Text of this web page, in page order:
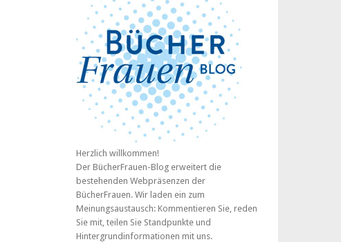
Herzlich willkommen!
Der BücherFrauen-Blog erweitert die
bestehenden Webpräsenzen der
BücherFrauen. Wir laden ein zum
Meinungsaustausch: Kommentieren Sie, reden
Sie mit, teilen Sie Standpunkte und
Hintergrundinformationen mit uns.